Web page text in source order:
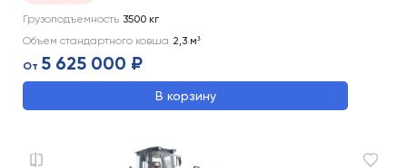
Грузоподъемность 3500 кг
Объем стандартного ковша 2,3 м³
От 5 625 000 ₽
В корзину